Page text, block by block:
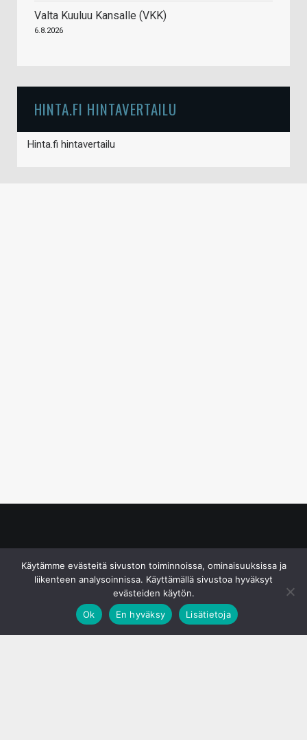
Valta Kuuluu Kansalle (VKK)
6.8.2026
HINTA.FI HINTAVERTAILU
Hinta.fi hintavertailu
Käytämme evästeitä sivuston toiminnoissa, ominaisuuksissa ja
liikenteen analysoinnissa. Käyttämällä sivustoa hyväksyt
evästeiden käytön.
Ok
En hyväksy Lisätietoja